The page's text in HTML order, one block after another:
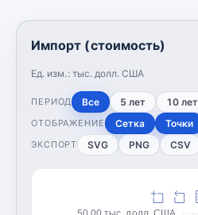
Импорт (стоимость)
Ед. изм.: тыс. долл. США
ПЕРИОД Все 5 лет 10 лет
ОТОБРАЖЕНИЕ Сетка Точки
ЭКСПОРТ SVG PNG CSV